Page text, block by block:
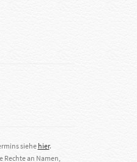
siehe hier.
Rechte an Namen,